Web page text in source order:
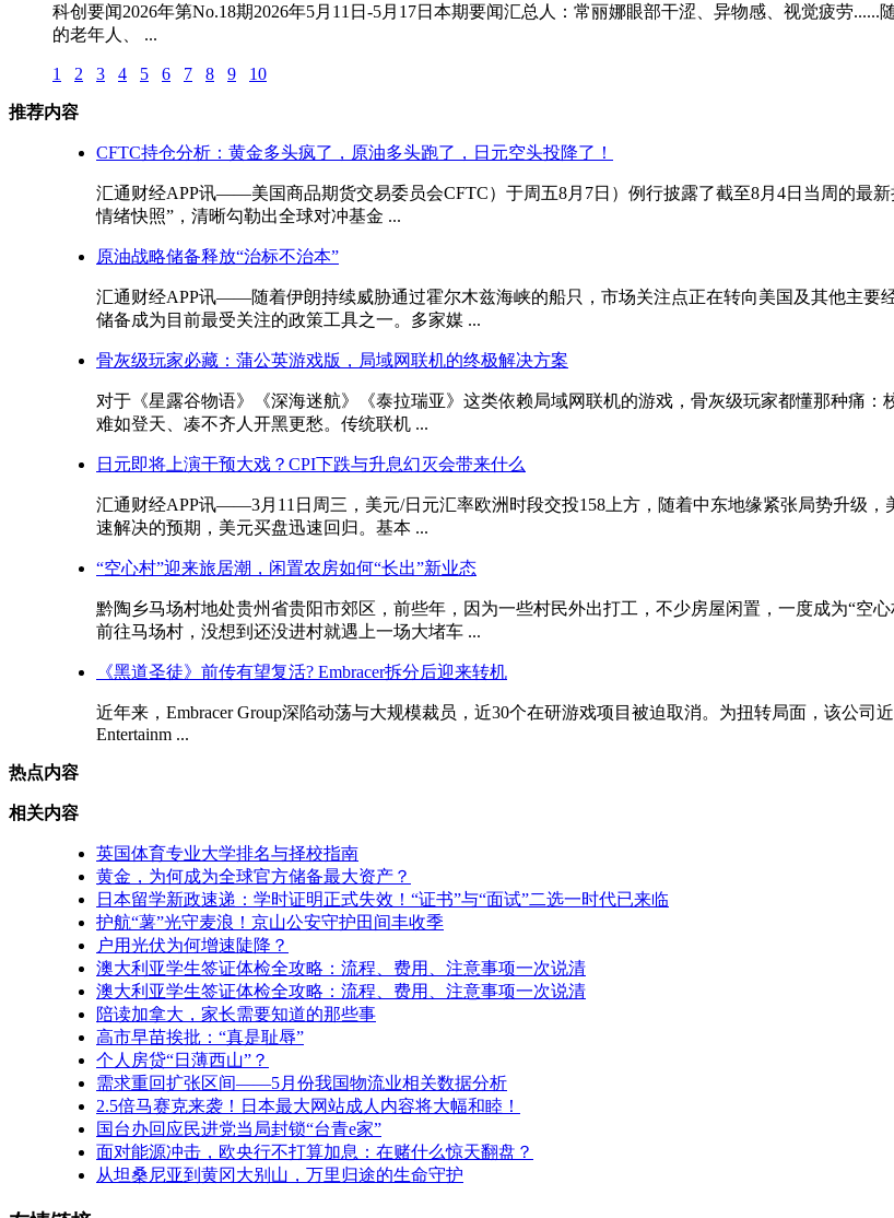
科创要闻2026年第No.18期2026年5月11日-5月17日本期要闻汇总人：常丽娜眼部干涩、异物感、视觉疲劳
的老年人、 ...
1 2 3 4 5 6 7 8 9 10
推荐内容
CFTC持仓分析：黄金多头疯了，原油多头跑了，日元空头投降了！
汇通财经APP讯——美国商品期货交易委员会CFTC）于周五8月7日）例行披露了截至8月4日当周的最
情绪快照”，清晰勾勒出全球对冲基金 ...
原油战略储备释放“治标不治本”
汇通财经APP讯——随着伊朗持续威胁通过霍尔木兹海峡的船只，市场关注点正在转向美国及其他主要
储备成为目前最受关注的政策工具之一。多家媒 ...
骨灰级玩家必藏：蒲公英游戏版，局域网联机的终极解决方案
对于《星露谷物语》《深海迷航》《泰拉瑞亚》这类依赖局域网联机的游戏，骨灰级玩家都懂那种痛
难如登天、凑不齐人开黑更愁。传统联机 ...
日元即将上演干预大戏？CPI下跌与升息幻灭会带来什么
汇通财经APP讯——3月11日周三，美元/日元汇率欧洲时段交投158上方，随着中东地缘紧张局势升级
速解决的预期，美元买盘迅速回归。基本 ...
“空心村”迎来旅居潮，闲置农房如何“长出”新业态
黔陶乡马场村地处贵州省贵阳市郊区，前些年，因为一些村民外出打工，不少房屋闲置，一度成为“空
前往马场村，没想到还没进村就遇上一场大堵车 ...
《黑道圣徒》前传有望复活? Embracer拆分后迎来转机
近年来，Embracer Group深陷动荡与大规模裁员，近30个在研游戏项目被迫取消。为扭转局面，该公
Entertainm ...
热点内容
相关内容
英国体育专业大学排名与择校指南
黄金，为何成为全球官方储备最大资产？
日本留学新政速递：学时证明正式失效！“证书”与“面试”二选一时代已来临
护航“薯”光守麦浪！京山公安守护田间丰收季
户用光伏为何增速陡降？
澳大利亚学生签证体检全攻略：流程、费用、注意事项一次说清
澳大利亚学生签证体检全攻略：流程、费用、注意事项一次说清
陪读加拿大，家长需要知道的那些事
高市早苗挨批：“真是耻辱”
个人房贷“日薄西山”？
需求重回扩张区间——5月份我国物流业相关数据分析
2.5倍马赛克来袭！日本最大网站成人内容将大幅和睦！
国台办回应民进党当局封锁“台青e家”
面对能源冲击，欧央行不打算加息：在赌什么惊天翻盘？
从坦桑尼亚到黄冈大别山，万里归途的生命守护